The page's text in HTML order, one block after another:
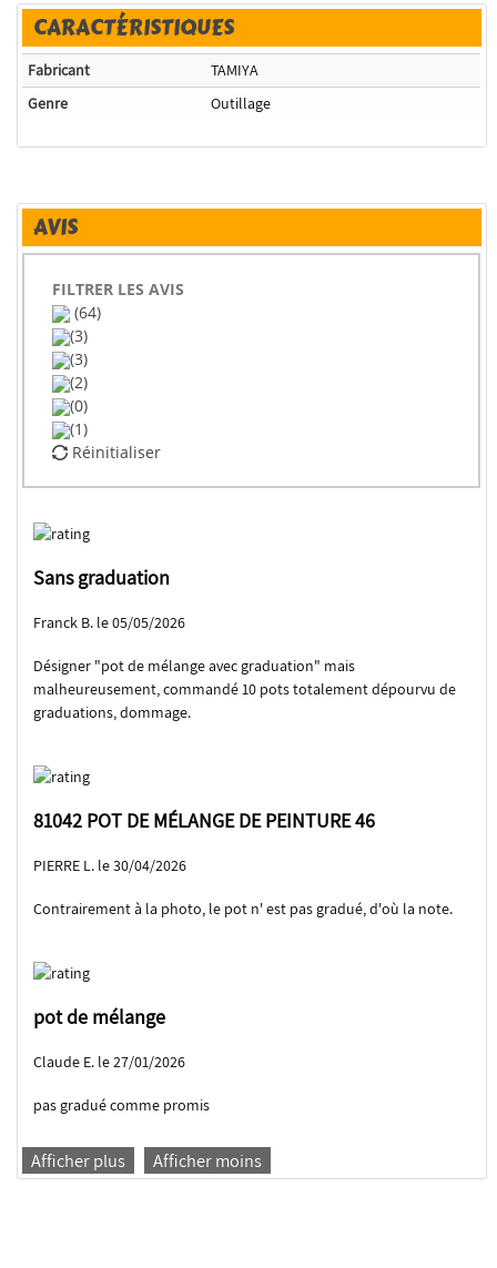
CARACTÉRISTIQUES
Fabricant
TAMIYA
Genre
Outillage
AVIS
FILTRER LES AVIS
(64)
(3)
(3)
(2)
(0)
(1)
Réinitialiser
Sans graduation
Franck B. le 05/05/2026
Désigner "pot de mélange avec graduation" mais
malheureusement, commandé 10 pots totalement dépourvu de
graduations, dommage.
81042 POT DE MÉLANGE DE PEINTURE 46
PIERRE L. le 30/04/2026
Contrairement à la photo, le pot n' est pas gradué, d'où la note.
pot de mélange
Claude E. le 27/01/2026
pas gradué comme promis
Afficher plus Afficher moins